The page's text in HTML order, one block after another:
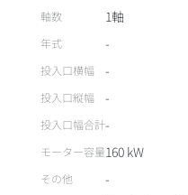
軸数 1軸
年式 -
投入口横幅 -
投入口縦幅 -
投入口幅合計-
モーター容量160kW
その他
-